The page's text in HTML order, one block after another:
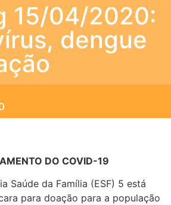
15/04/2020:
dengue
DO COVID-19
Saúde da Família (ESF) 5 está
para doação para a população